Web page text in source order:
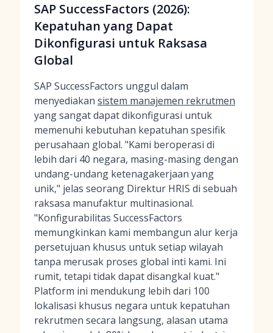
SAP SuccessFactors (2026):
Kepatuhan yang Dapat
Dikonfigurasi untuk Raksasa
Global
SAP SuccessFactors unggul dalam
menyediakan sistem manajemen rekrutmen
yang sangat dapat dikonfigurasi untuk
memenuhi kebutuhan kepatuhan spesifik
perusahaan global. "Kami beroperasi di
lebih dari 40 negara, masing-masing dengan
undang-undang ketenagakerjaan yang
unik," jelas seorang Direktur HRIS di sebuah
raksasa manufaktur multinasional.
"Konfigurabilitas SuccessFactors
memungkinkan kami membangun alur kerja
persetujuan khusus untuk setiap wilayah
tanpa merusak proses global inti kami. Ini
rumit, tetapi tidak dapat disangkal kuat."
Platform ini mendukung lebih dari 100
lokalisasi khusus negara untuk kepatuhan
rekrutmen secara langsung, alasan utama